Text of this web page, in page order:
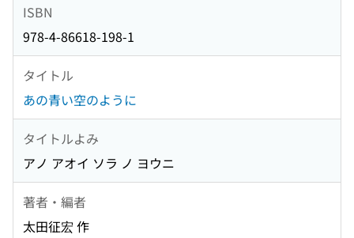
ISBN
978-4-86618-198-1
タイトル
あの青い空のように
タイトルよみ
アノ アオイ ソラ ノ ヨウニ
著者・編者
太田征宏 作